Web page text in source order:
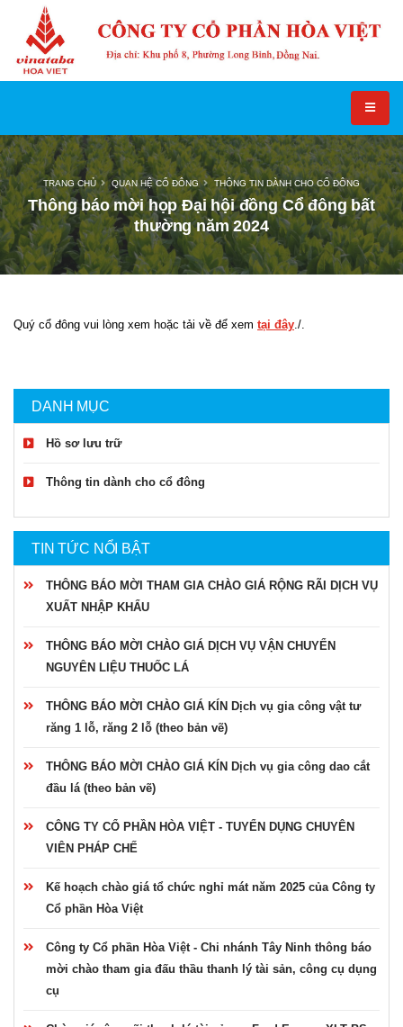
Thông báo mời họp Đại hội đồng Cổ đông bất
thường năm 2024
TRANG CHỦ QUAN HỆ CỔ ĐÔNG THÔNG TIN DÀNH CHO CỔ ĐÔNG
DANH MỤC
Hồ sơ lưu trữ
Thông tin dành cho cổ đông
TIN TỨC NỔI BẬT
THÔNG BÁO MỜI THAM GIA CHÀO GIÁ RỘNG RÃI DỊCH VỤ
XUẤT NHẬP KHẨU
THÔNG BÁO MỜI CHÀO GIÁ DỊCH VỤ VẬN CHUYỂN
NGUYÊN LIỆU THUỐC LÁ
THÔNG BÁO MỜI CHÀO GIÁ KÍN Dịch vụ gia công vật tư
răng 1 lỗ, răng 2 lỗ (theo bản vẽ)
THÔNG BÁO MỜI CHÀO GIÁ KÍN Dịch vụ gia công dao cắt
đầu lá (theo bản vẽ)
CÔNG TY CỔ PHẦN HÒA VIỆT - TUYỂN DỤNG CHUYÊN
VIÊN PHÁP CHẾ
Kế hoạch chào giá tổ chức nghỉ mát năm 2025 của Công ty
Cổ phần Hòa Việt
Công ty Cổ phần Hòa Việt - Chi nhánh Tây Ninh thông báo
mời chào tham gia đấu thầu thanh lý tài sản, công cụ dụng
cụ
Quý cổ đông vui lòng xem hoặc tải về để xem tại đây ./.